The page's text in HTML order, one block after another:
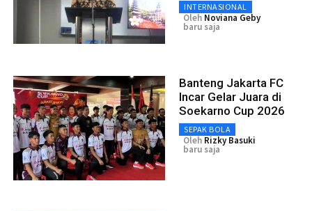
INTERNASIONAL
Oleh Noviana Geby
baru saja
Banteng Jakarta FC
Incar Gelar Juara di
Soekarno Cup 2026
SEPAK BOLA
Oleh Rizky Basuki
baru saja